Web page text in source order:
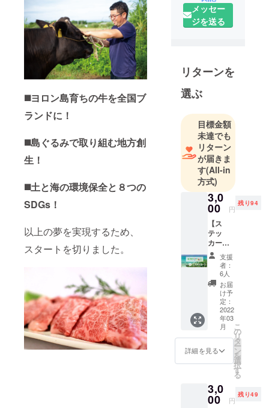
◼️ヨロン島育ちの牛を全国ブ
ランドに！
◼️島ぐるみで取り組む地方創
生！
◼️土と海の環境保全と８つの
SDGs！
以上の夢を実現するため、
スタートを切りました。
『ヨロン島
育ちの黒毛
和牛』の美
鹿児島県大
島郡与論町
茶花210-1
TEL:0997-
85-1354
mail@yoroni
slandbeef.co
メッセー
ジを送る
リターンを
選ぶ
目標金額
未達でも
リターン
が届きま
す(All-in
方式)
3,0
00 円
残り94
【ス
テッ
カー】
ヨロン
アイラ
ンド
ビーフ
［オリ
ジナル
ステッ
カー］
【お礼
の手
紙】
支援
者：
6人
お届
け予
定：
2022
年03
月
詳細を見る
こ
の
リ
タ
ー
ン
を
選
択
す
る
3,0
00 円
残り49